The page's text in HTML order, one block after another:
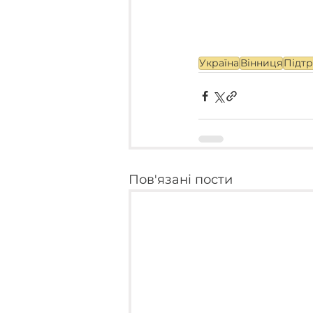
Україна Вінниця
Пов'язані пости